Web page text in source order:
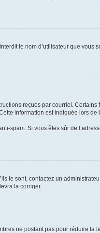
le nom d’utilisateur que vous
reçues par courriel.
information est indiquée lors de
spam. Si vous êtes sûr de
le sont, contactez un
la corriger.
ne postant pas pour réduire la